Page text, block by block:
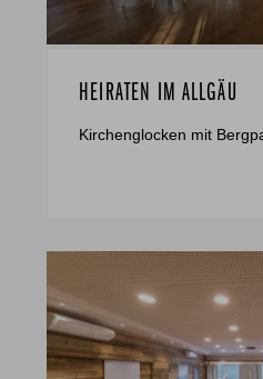
HEIRATEN IM ALLGÄU
Kirchenglocken mit